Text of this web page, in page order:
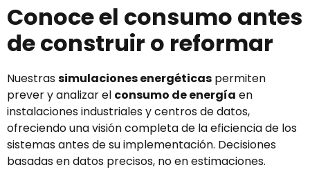
Conoce el consumo antes
de construir o reformar
Nuestrassimulaciones energéticas permiten
prever y analizar el consumo de energía en
instalaciones industriales y centros de datos,
ofreciendo una visión completa de la eficiencia de los
sistemas antes de su implementación. Decisiones
basadas en datos precisos, no en estimaciones.